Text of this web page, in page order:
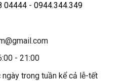
04444- 0944.344.349
- 21:00
trong tuần kể cả lễ-tết